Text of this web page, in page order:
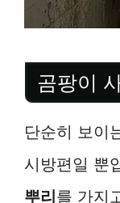
곰팡이
단순히 보이
시방편일 뿐
뿌리를 가지